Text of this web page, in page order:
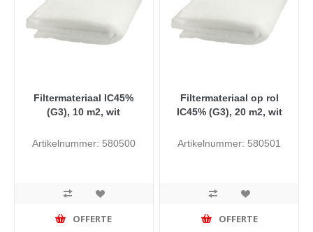
Filtermateriaal IC45%
(G3), 10 m2, wit
Artikelnummer: 580500
OFFERTE
Filtermateriaal op rol
IC45% (G3), 20 m2, wit
Artikelnummer: 580501
OFFERTE